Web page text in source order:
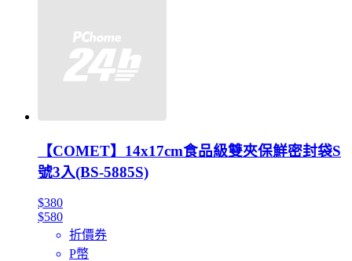
【COMET】14x17cm食品級雙夾保鮮密封袋S
號3入(BS-5885S)
$380
$580
折價券
P幣